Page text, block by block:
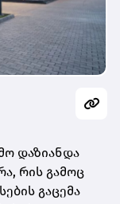
დაზიანდა
რის გამოც
გაცემა